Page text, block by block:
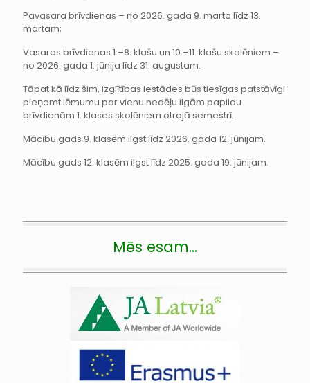
Pavasara brīvdienas – no 2026. gada 9. marta līdz 13.
martam;
Vasaras brīvdienas 1.–8. klašu un 10.–11. klašu skolēniem –
no 2026. gada 1. jūnija līdz 31. augustam.
Tāpat kā līdz šim, izglītības iestādes būs tiesīgas patstāvīgi
pieņemt lēmumu par vienu nedēļu ilgām papildu
brīvdienām 1. klases skolēniem otrajā semestrī.
Mācību gads 9. klasēm ilgst līdz 2026. gada 12. jūnijam.
Mācību gads 12. klasēm ilgst līdz 2025. gada 19. jūnijam.
Mēs esam…